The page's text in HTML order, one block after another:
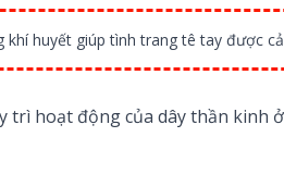
huyết giúp tình trang tê tay được
hoạt động của dây thần kinh